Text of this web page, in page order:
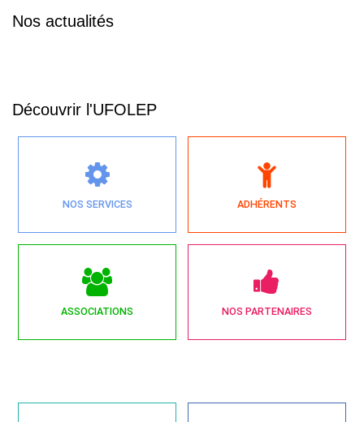
Nos actualités
Découvrir l'UFOLEP
NOS SERVICES ADHÉRENTS
ASSOCIATIONS NOS PARTENAIRES